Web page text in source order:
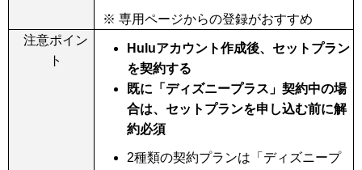
※ 専用ページからの登録がおすすめ
注意ポイン
ト
Huluアカウント作成後、セットプラン
を契約する
既に「ディズニープラス」契約中の場
合は、セットプランを申し込む前に解
約必須
2種類の契約プランは「ディズニープ